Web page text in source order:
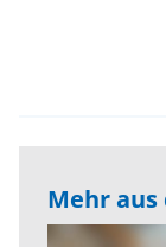
Mehr